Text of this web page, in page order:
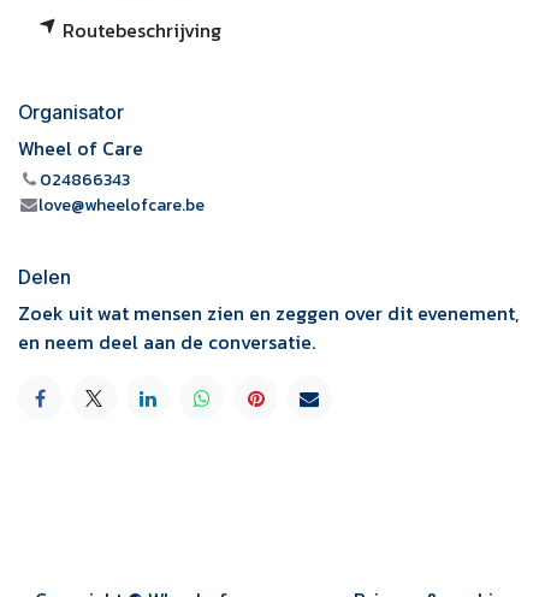
Routebeschrijving
Organisator
Wheel of Care
024866343
love@wheelofcare.be
Delen
Zoek uit wat mensen zien en zeggen over dit evenement,
en neem deel aan de conversatie.